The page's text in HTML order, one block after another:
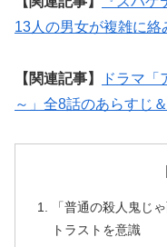
13人の男女が複雑に絡
【関連記事】
ドラマ「
～」全8話のあらすじ
「普通の殺人鬼じ
トラストを意識